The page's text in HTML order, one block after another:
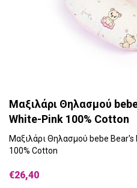
Μαξιλάρι Θηλασμού
White-Pink 100% Cotton
Μαξιλάρι Θηλασμού bebe
100% Cotton
€26,40